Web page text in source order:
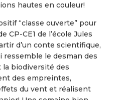
hautes en couleur!
“classe ouverte” pour
CP-CE1 de l’école Jules
d’un conte scientifique,
ressemble le desman des
biodiversité des
des empreintes,
du vent et réalisent